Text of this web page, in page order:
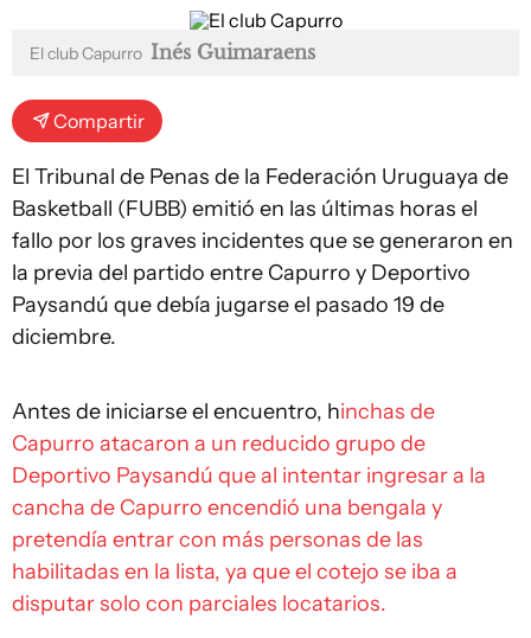
El club Capurro Inés Guimaraens
Compartir
El Tribunal de Penas de la Federación Uruguaya de
Basketball (FUBB) emitió en las últimas horas el
fallo por los graves incidentes que se generaron en
la previa del partido entre Capurro y Deportivo
Paysandú que debía jugarse el pasado 19 de
diciembre.
Antes de iniciarse el encuentro, hinchas de
Capurro atacaron a un reducido grupo de
Deportivo Paysandú que al intentar ingresar a la
cancha de Capurro encendió una bengala y
pretendía entrar con más personas de las
habilitadas en la lista, ya que el cotejo se iba a
disputar solo con parciales locatarios.